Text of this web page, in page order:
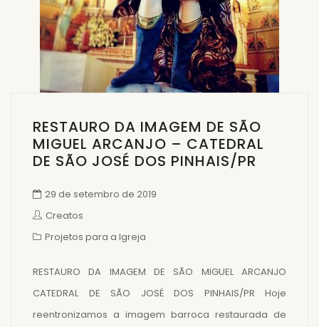
RESTAURO DA IMAGEM DE SÃO
MIGUEL ARCANJO – CATEDRAL
DE SÃO JOSÉ DOS PINHAIS/PR
29 de setembro de 2019
Creatos
Projetos para a Igreja
RESTAURO DA IMAGEM DE SÃO MIGUEL ARCANJO
CATEDRAL DE SÃO JOSÉ DOS PINHAIS/PR Hoje
reentronizamos a imagem barroca restaurada de